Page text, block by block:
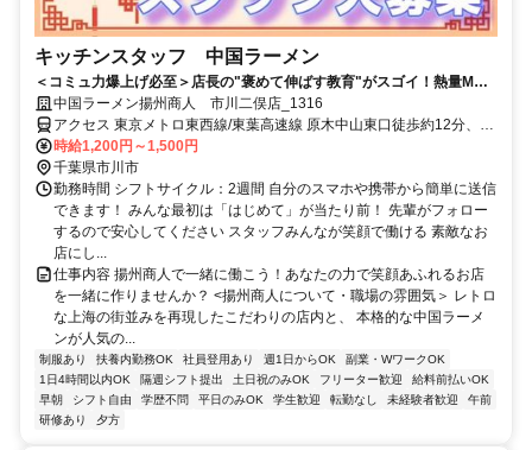
キッチンスタッフ 中国ラーメン
＜コミュ力爆上げ必至＞店長の"褒めて伸ばす教育"がスゴイ！熱量MAX
のお店でバイトデビュー！
中国ラーメン揚州商人 市川二俣店_1316
アクセス 東京メトロ東西線/東葉高速線 原木中山東口徒歩約12分、京
成本線 東中山南口徒歩約13分、ＪＲ総武本線 下総中山南口徒歩約14
分
時給1,200円～1,500円
千葉県市川市
勤務時間 シフトサイクル：2週間 自分のスマホや携帯から簡単に送信
できます！ みんな最初は「はじめて」が当たり前！ 先輩がフォロー
するので安心してください スタッフみんなが笑顔で働ける 素敵なお
店にし...
仕事内容 揚州商人で一緒に働こう！あなたの力で笑顔あふれるお店
を一緒に作りませんか？ <揚州商人について・職場の雰囲気＞ レトロ
な上海の街並みを再現したこだわりの店内と、 本格的な中国ラーメ
ンが人気の...
制服あり 扶養内勤務OK 社員登用あり 週1日からOK
副業・WワークOK
1日4時間以内OK
隔週シフト提出 土日祝のみOK フリーター歓迎
給料前払いOK
早朝
シフト自由 学歴不問 平日のみOK 学生歓迎 転勤なし 未経験者歓迎
午前
研修あり
夕方